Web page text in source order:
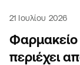
21 Ιουλίου 2026
Φαρμακείο
περιέχει